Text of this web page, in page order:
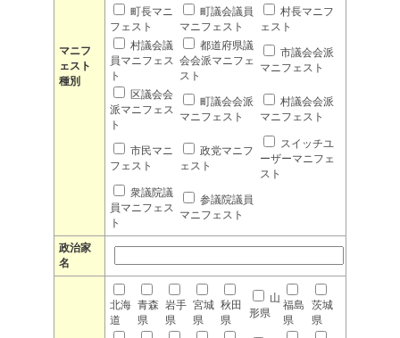
マニフ
ェスト
種別
町長マニ
フェスト
町議会議員
マニフェスト
村長マニフ
ェスト
村議会議
員マニフェス
ト
都道府県議
会会派マニフェ
スト
市議会会派
マニフェスト
区議会会
派マニフェス
ト
町議会会派
マニフェスト
村議会会派
マニフェスト
市民マニ
フェスト
政党マニフ
ェスト
スイッチユ
ーザーマニフェ
スト
衆議院議
員マニフェス
ト
参議院議員
マニフェスト
政治家
名
北海
道
青森
県
岩手
県
宮城
県
秋田
県
山
形県
福島
県
茨城
県